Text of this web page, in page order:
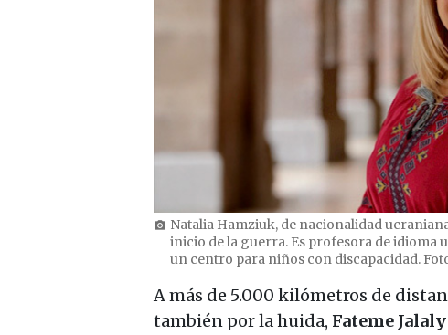
photo_camera Natalia Hamziuk, de nacionalidad
inicio de la guerra. Es profesora de idioma
un centro para niños con discapacidad.
A más de 5.000 kilómetros de
también por la huida, Fateme Jalaly